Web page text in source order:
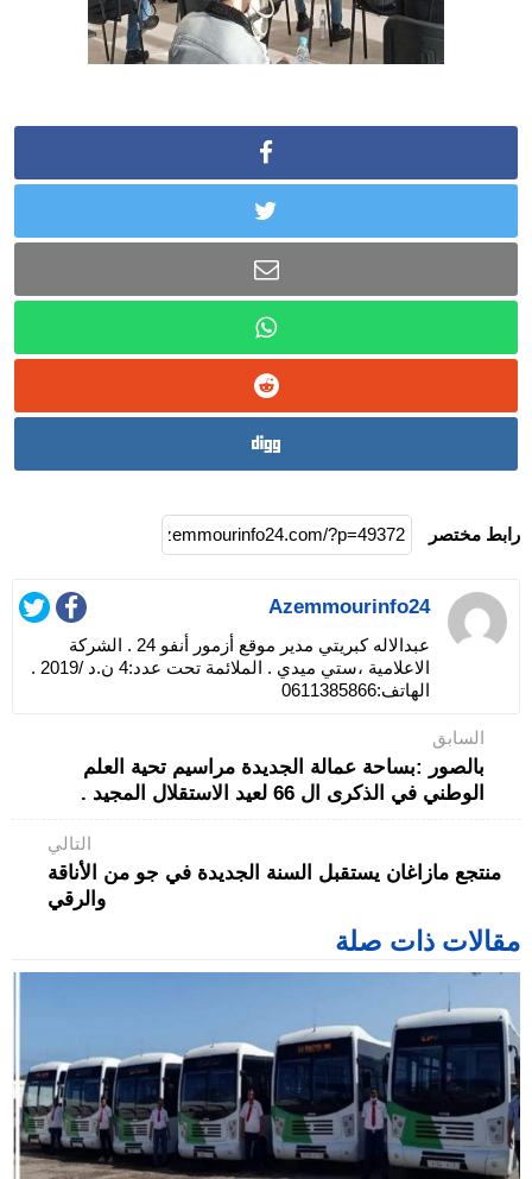
رابط مختصر
Azemmourinfo24
عبدالاله كبريتي مدير موقع أزمور أنفو 24 . الشركة
الاعلامية ،ستي ميدي . الملائمة تحت عدد:4 ن.د /2019 .
الهاتف:0611385866
السابق
بالصور :بساحة عمالة الجديدة مراسيم تحية العلم
الوطني في الذكرى ال 66 لعيد الاستقلال المجيد .
التالي
منتجع مازاغان يستقبل السنة الجديدة في جو من الأناقة
والرقي
مقالات ذات صلة